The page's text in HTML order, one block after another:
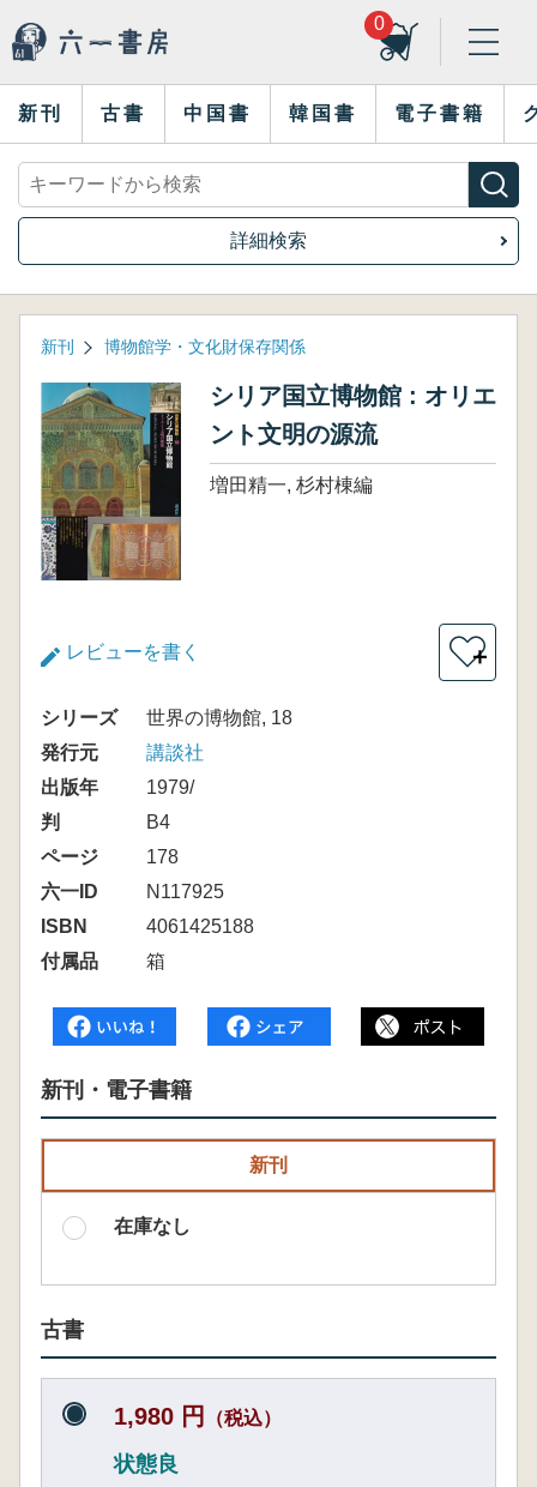
0
新刊 古書 中国書 韓国書 電子書籍
詳細検索
新刊 博物館学・文化財保存関係
シリア国立博物館 : オリエ
ント文明の源流
増田精一, 杉村棟編
レビューを書く ＋
シリーズ
世界の博物館, 18
発行元
講談社
出版年
1979/
判
B4
ページ
178
六一ID
N117925
ISBN
4061425188
付属品
箱
新刊・電子書籍
新刊
在庫なし
古書
1,980 円 （税込）
状態良